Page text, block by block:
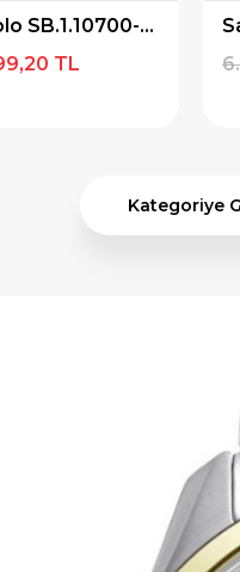
Santa Barbara Polo SB.1.10700-2 Erkek Kol Saati
TL
Kategoriye